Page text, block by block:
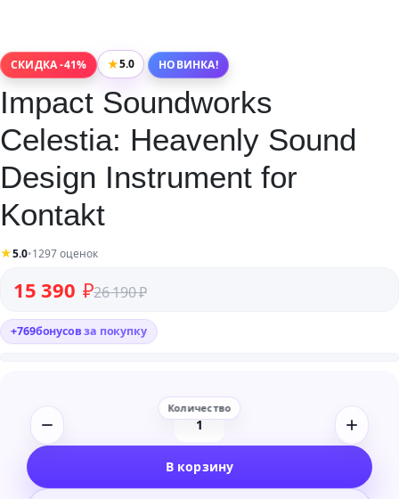
СКИДКА -41% ★5.0 НОВИНКА!
Impact Soundworks
Celestia: Heavenly Sound
Design Instrument for
Kontakt
★5.0•1297 оценок
26 190₽
Первоначальная цена составляла 26 190 ₽.
15 390 ₽
Текущая цена: 15 390 ₽.
+769бонусовза покупку
Количество
Impact
В корзину